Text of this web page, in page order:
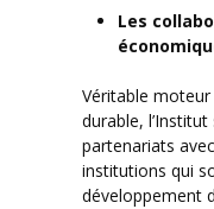
Les
Véritable
durable,
partenariats
institutions qui
développement